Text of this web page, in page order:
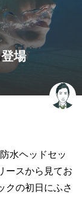
場
水ヘッドセッ
ースから見てお
クの初日にふさ